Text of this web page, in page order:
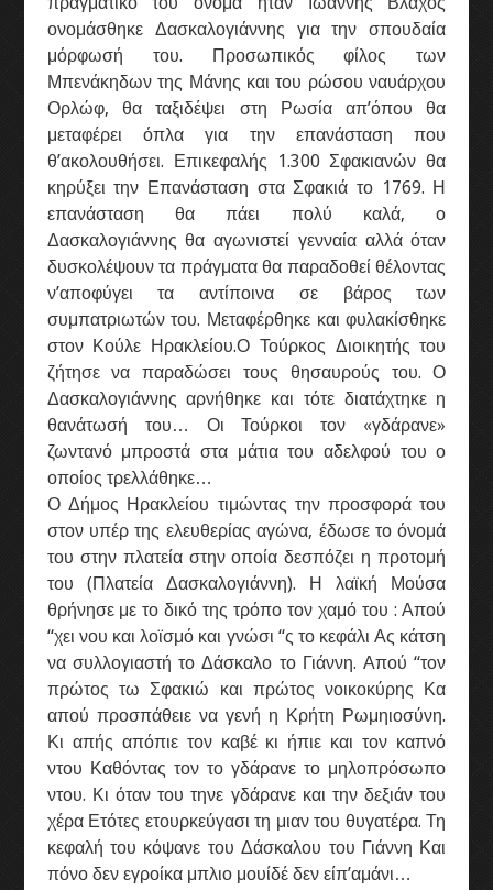
Δασκαλογιάννης
Πλατεία Δασκαλογιάννη - Φωτο: Γιώργος Ηλιάκης
Δασκαλογιάννης
Πλατεία Δασκαλογιάννη - Φωτο: Γιώργος Ηλιάκης
Δασκαλογιάννης
Πλατεία Δασκαλογιάννη - Φωτο: Γιώργος Ηλιάκης
Δασκαλογιάννης
Πλατεία Δασκαλογιάννη - Φωτο: Γιώργος Ηλιάκης
Δασκαλογιάννης
Πλατεία Δασκαλογιάννη - Φωτο: Γιώργος Ηλιάκης
ονομάσθηκε Δασκαλογιάννης για την σπουδαία
μόρφωσή του. Προσωπικός φίλος των
Μπενάκηδων της Μάνης και του ρώσου ναυάρχου
Ορλώφ, θα ταξιδέψει στη Ρωσία απ’όπου θα
μεταφέρει όπλα για την επανάσταση που
θ’ακολουθήσει. Επικεφαλής 1.300 Σφακιανών θα
κηρύξει την Επανάσταση στα Σφακιά το 1769. Η
επανάσταση θα πάει πολύ καλά, ο
Δασκαλογιάννης θα αγωνιστεί γενναία αλλά όταν
δυσκολέψουν τα πράγματα θα παραδοθεί θέλοντας
ν’αποφύγει τα αντίποινα σε βάρος των
συμπατριωτών του. Μεταφέρθηκε και φυλακίσθηκε
στον Κούλε Ηρακλείου.Ο Τούρκος Διοικητής του
ζήτησε να παραδώσει τους θησαυρούς του. Ο
Δασκαλογιάννης αρνήθηκε και τότε διατάχτηκε η
θανάτωσή του… Οι Τούρκοι τον «γδάρανε»
ζωντανό μπροστά στα μάτια του αδελφού του ο
οποίος τρελλάθηκε…
Ο Δήμος Ηρακλείου τιμώντας την προσφορά του
στον υπέρ της ελευθερίας αγώνα, έδωσε το όνομά
του στην πλατεία στην οποία δεσπόζει η προτομή
του (Πλατεία Δασκαλογιάννη). Η λαϊκή Μούσα
θρήνησε με το δικό της τρόπο τον χαμό του : Απού
“χει νου και λοϊσμό και γνώσι “ς το κεφάλι Ας κάτση
να συλλογιαστή το Δάσκαλο το Γιάννη. Απού “τον
πρώτος τω Σφακιώ και πρώτος νοικοκύρης Κα
απού προσπάθειε να γενή η Κρήτη Ρωμηιοσύνη.
Κι απής απόπιε τον καβέ κι ήπιε και τον καπνό
ντου Καθόντας τον το γδάρανε το μηλοπρόσωπο
ντου. Κι όταν του τηνε γδάρανε και την δεξιάν του
χέρα Ετότες ετουρκεύγασι τη μιαν του θυγατέρα. Τη
κεφαλή του κόψανε του Δάσκαλου του Γιάννη Και
πόνο δεν εγροίκα μπλιο μουίδέ δεν είπ’αμάνι…